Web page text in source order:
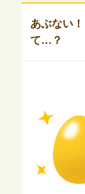
あぶない
て…？